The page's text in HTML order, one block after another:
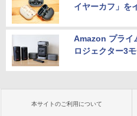
イヤーカフ」を
Amazon プライ
ロジェクター3
本サイトのご利用について